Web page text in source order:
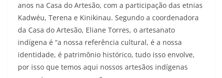
anos na Casa do Artesão, com a participação das etnias
Kadwéu, Terena e Kinikinau. Segundo a coordenadora
da Casa do Artesão, Eliane Torres, o artesanato
indígena é “a nossa referência cultural, é a nossa
identidade, é patrimônio histórico, tudo isso envolve,
por isso que temos aqui nossos artesãos indígenas